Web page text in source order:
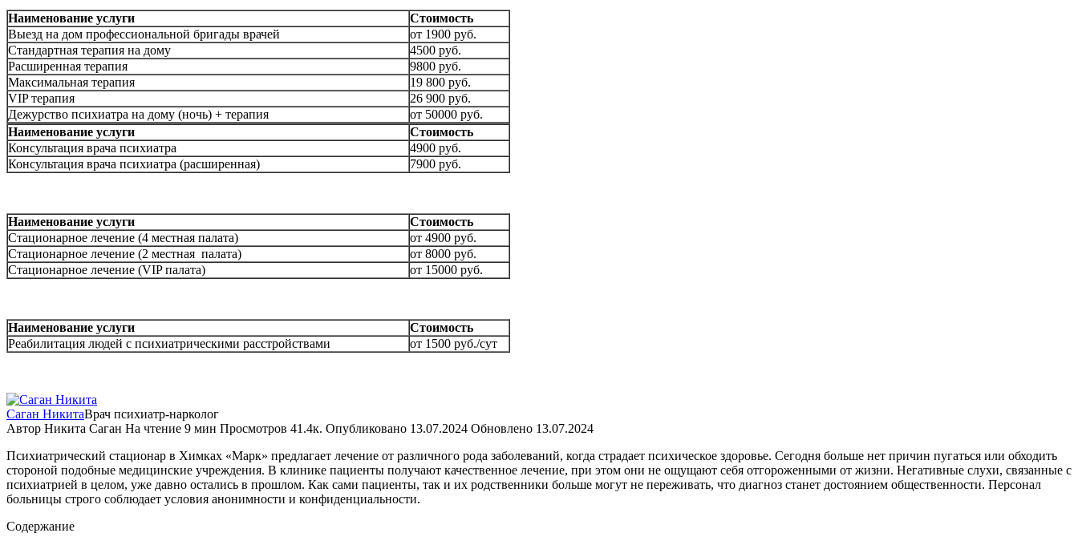
Наименование услуги
Стоимость
Выезд на дом профессиональной бригады врачей
от 1900 руб.
Стандартная терапия на дому
4500 руб.
Расширенная терапия
9800 руб.
Максимальная терапия
19 800 руб.
VIP терапия
26 900 руб.
Дежурство психиатра на дому (ночь) + терапия
от 50000 руб.
Наименование услуги
Стоимость
Консультация врача психиатра
4900 руб.
Консультация врача психиатра (расширенная)
7900 руб.
Наименование услуги
Стоимость
Стационарное лечение (4 местная палата)
от 4900 руб.
Стационарное лечение (2 местная палата)
от 8000 руб.
Стационарное лечение (VIP палата)
от 15000 руб.
Наименование услуги
Стоимость
Реабилитация людей с психиатрическими расстройствами
от 1500 руб./сут
Саган НикитаВрач психиатр-нарколог
Автор Никита Саган На чтение 9 мин Просмотров 41.4к. Опубликовано 13.07.2024 Обновлено 13.07.2024
Психиатрический стационар в Химках «Марк» предлагает лечение от различного рода заболеваний, когда страдает психическое здоровье. Сегодня больше нет причин пугаться или обходить
стороной подобные медицинские учреждения. В клинике пациенты получают качественное лечение, при этом они не ощущают себя отгороженными от жизни. Негативные слухи, связанные с
психиатрией в целом, уже давно остались в прошлом. Как сами пациенты, так и их родственники больше могут не переживать, что диагноз станет достоянием общественности. Персонал
больницы строго соблюдает условия анонимности и конфиденциальности.
Содержание